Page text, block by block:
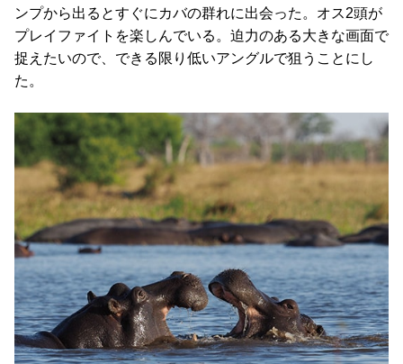
ンプから出るとすぐにカバの群れに出会った。オス2頭が
プレイファイトを楽しんでいる。迫力のある大きな画面で
捉えたいので、できる限り低いアングルで狙うことにし
た。